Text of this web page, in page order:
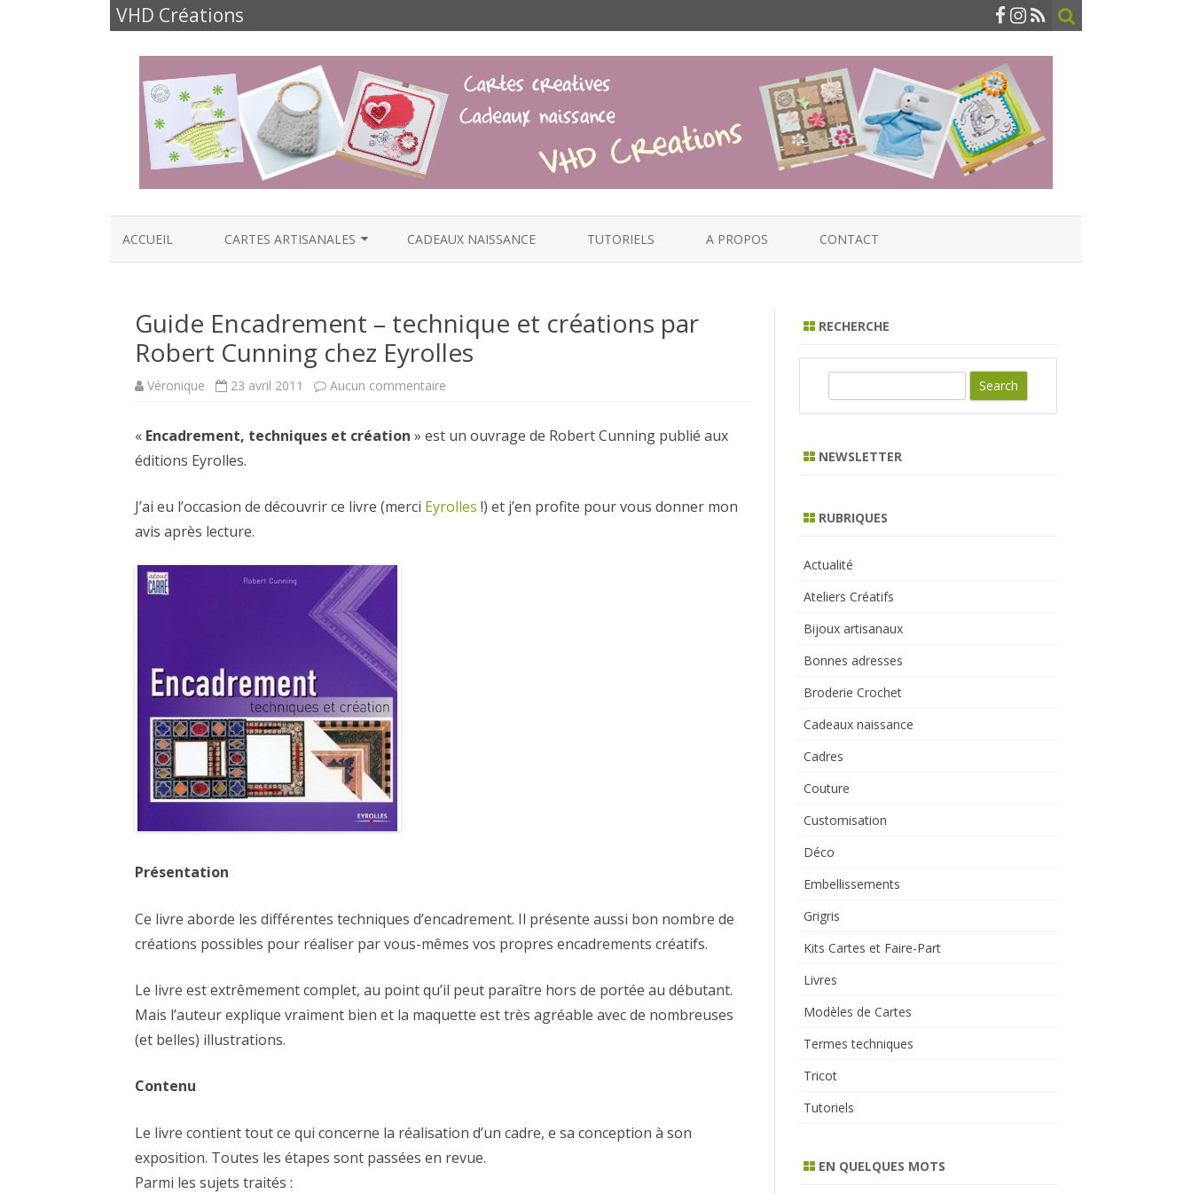
VHD Créations
to
ACCUEIL CARTES ARTISANALES
CARTES ANNIVERSAIRES
CARTES FÊTES ET FAMILLE
CARTES AMOUR
CADEAUX NAISSANCE TUTORIELS A PROPOS CONTACT
Guide Encadrement – technique et créations par
Robert Cunning chez Eyrolles
Véronique 23 avril 2011 Aucun commentaire
technique
et
chez
« Encadrement, techniques et création » est un ouvrage de Robert Cunning publié aux
éditions Eyrolles.
J’ai eu l’occasion de découvrir ce livre (merci Eyrolles !) et j’en profite pour vous donner mon
avis après lecture.
Présentation
Ce livre aborde les différentes techniques d’encadrement. Il présente aussi bon nombre de
créations possibles pour réaliser par vous-mêmes vos propres encadrements créatifs.
Le livre est extrêmement complet, au point qu’il peut paraître hors de portée au débutant.
Mais l’auteur explique vraiment bien et la maquette est très agréable avec de nombreuses
(et belles) illustrations.
Contenu
Le livre contient tout ce qui concerne la réalisation d’un cadre, e sa conception à son
exposition. Toutes les étapes sont passées en revue.
Parmi les sujets traités :
RECHERCHE
c
NEWSLETTER
RUBRIQUES
Actualité
Ateliers Créatifs
Bijoux artisanaux
Bonnes adresses
Broderie Crochet
Cadeaux naissance
Cadres
Couture
Customisation
Déco
Embellissements
Grigris
Kits Cartes et Faire-Part
Livres
Modèles de Cartes
Termes techniques
Tricot
Tutoriels
EN QUELQUES MOTS